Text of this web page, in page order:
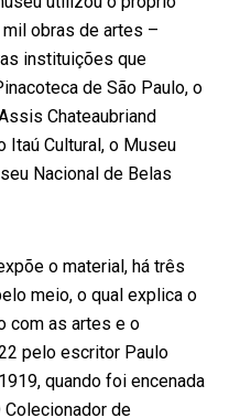
obras de artes –
instituições que
de São Paulo, o
Chateaubriand
Itaú Cultural, o Museu
Nacional de Belas
o material, há três
meio, o qual explica o
com as artes e o
pelo escritor Paulo
quando foi encenada
Colecionador de